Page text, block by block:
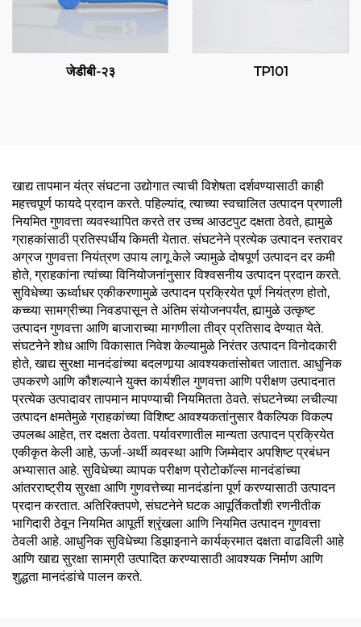
जेडीबी-२३ TP101
खाद्य तापमान यंत्र संघटना उद्योगात त्याची विशेषता दर्शवण्यासाठी काही
महत्त्वपूर्ण फायदे प्रदान करते. पहिल्यांद, त्याच्या स्वचालित उत्पादन प्रणाली
नियमित गुणवत्ता व्यवस्थापित करते तर उच्च आउटपुट दक्षता ठेवते, ह्यामुळे
ग्राहकांसाठी प्रतिस्पर्धीय किमती येतात. संघटनेने प्रत्येक उत्पादन स्तरावर
अग्रज गुणवत्ता नियंत्रण उपाय लागू केले ज्यामुळे दोषपूर्ण उत्पादन दर कमी
होते, ग्राहकांना त्यांच्या विनियोजनांनुसार विश्वसनीय उत्पादन प्रदान करते.
सुविधेच्या ऊर्ध्वाधर एकीकरणामुळे उत्पादन प्रक्रियेत पूर्ण नियंत्रण होतो,
कच्च्या सामग्रीच्या निवडपासून ते अंतिम संयोजनपर्यंत, ह्यामुळे उत्कृष्ट
उत्पादन गुणवत्ता आणि बाजाराच्या मागणीला तीव्र प्रतिसाद देण्यात येते.
संघटनेने शोध आणि विकासात निवेश केल्यामुळे निरंतर उत्पादन विनोदकारी
होते, खाद्य सुरक्षा मानदंडांच्या बदलणार्‍या आवश्यकतांसोबत जातात. आधुनिक
उपकरणे आणि कौशल्याने युक्त कार्यशील गुणवत्ता आणि परीक्षण उत्पादनात
प्रत्येक उत्पादावर तापमान मापण्याची नियमितता ठेवते. संघटनेच्या लचील्या
उत्पादन क्षमतेमुळे ग्राहकांच्या विशिष्ट आवश्यकतांनुसार वैकल्पिक विकल्प
उपलब्ध आहेत, तर दक्षता ठेवता. पर्यावरणातील मान्यता उत्पादन प्रक्रियेत
एकीकृत केली आहे, ऊर्जा-अर्थी व्यवस्था आणि जिम्मेदार अपशिष्ट प्रबंधन
अभ्यासात आहे. सुविधेच्या व्यापक परीक्षण प्रोटोकॉल्स मानदंडांच्या
आंतरराष्ट्रीय सुरक्षा आणि गुणवत्तेच्या मानदंडांना पूर्ण करण्यासाठी उत्पादन
प्रदान करतात. अतिरिक्तपणे, संघटनेने घटक आपूर्तिकर्तांशी रणनीतीक
भागिदारी ठेवून नियमित आपूर्ती श्रृंखला आणि नियमित उत्पादन गुणवत्ता
ठेवली आहे. आधुनिक सुविधेच्या डिझाइनाने कार्यक्रमात दक्षता वाढविली आहे
आणि खाद्य सुरक्षा सामग्री उत्पादित करण्यासाठी आवश्यक निर्माण आणि
शुद्धता मानदंडांचे पालन करते.